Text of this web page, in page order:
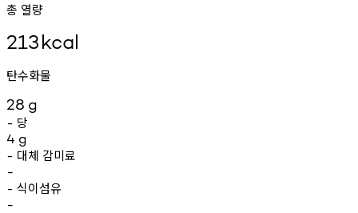
총 열량
213kcal
탄수화물
28 g
- 당
4 g
- 대체 감미료
-
- 식이섬유
-